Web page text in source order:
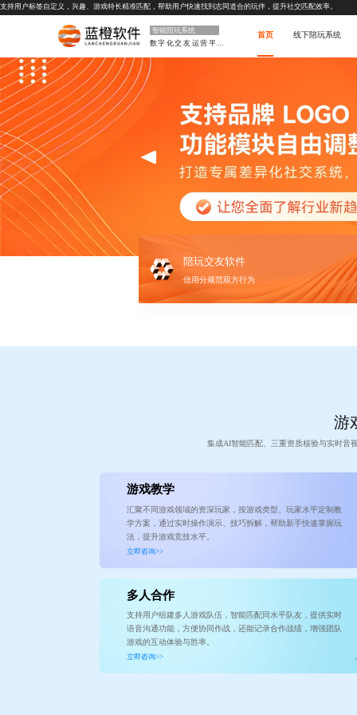
支持用户标签自定义，兴趣、游戏特长精准匹配，帮助用户快速找到志同道合的玩伴，提升社交匹配效率。
智能陪玩系统
首页 线下陪玩系统
陪玩交友软件
信用分规范双方行为
游
集成AI智能匹配、三重资质核验与实时音
游戏教学
汇聚不同游戏领域的资深玩家，按游戏类型、玩家水平定制教
学方案，通过实时操作演示、技巧拆解，帮助新手快速掌握玩
法，提升游戏竞技水平。
立即咨询>>
多人合作
支持用户组建多人游戏队伍，智能匹配同水平队友，提供实时
语音沟通功能，方便协同作战，还能记录合作战绩，增强团队
游戏的互动体验与胜率。
立即咨询>>